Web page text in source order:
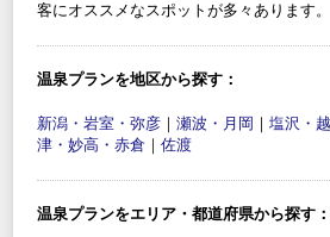
客にオススメなスポットが多々あります。
温泉プランを地区から探す：
新潟・岩室・弥彦 ｜ 瀬波・月岡 ｜ 塩沢・
津・妙高・赤倉 ｜ 佐渡
温泉プランをエリア・都道府県から探す：